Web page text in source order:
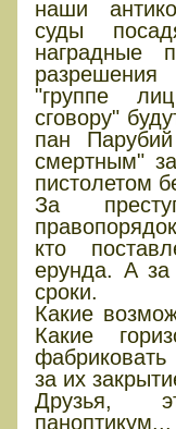
наши
суды
наградные
"группе
сговору"
пан
смертным"
пистолетом
За
кто
ерунда. А за
сроки.
Какие
Какие
за их
Друзья,